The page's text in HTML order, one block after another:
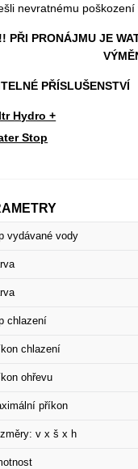
nevratnému poškození
PŘI PRONÁJMU JE
PŘÍSLUŠENSTVÍ
Hydro +
Stop
vydávané vody
chlazení
chlazení
ohřevu
příkon
v x š x h